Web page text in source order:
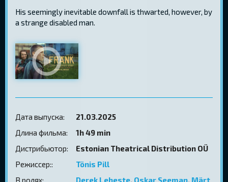
His seemingly inevitable downfall is thwarted, however, by
a strange disabled man.
Дата выпуска:
21.03.2025
Длина фильма:
1h 49 min
Дистрибьютор:
Estonian Theatrical Distribution OÜ
Режиссер::
Tõnis Pill
В ролях:
Derek Leheste, Oskar Seeman, Märt